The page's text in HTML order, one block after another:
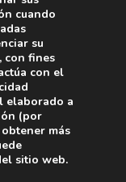
el tratamiento
cuando
su
con fines
con el
elaborado a
(por
más
sitio web.